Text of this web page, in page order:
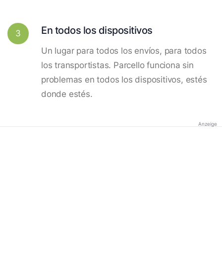
3 En todos los dispositivos
Un lugar para todos los envíos, para todos
los transportistas. Parcello funciona sin
problemas en todos los dispositivos, estés
donde estés.
Anzeige